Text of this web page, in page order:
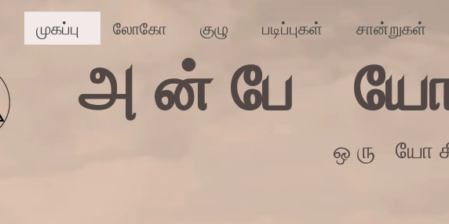
முகப்பு லோகோ குழு படிப்புகள் சான்றுகள்
அன்பே
ஒரு